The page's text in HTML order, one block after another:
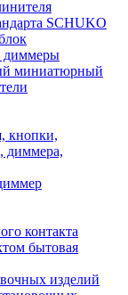
SCHUKO
диммеры
миниатюрный
кнопки,
диммера,
контакта
бытовая
изделий